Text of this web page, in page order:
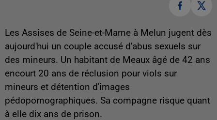
Les Assises de Seine-et-Marne à Melun jugent dès
aujourd'hui un couple accusé d'abus sexuels sur
des mineurs. Un habitant de Meaux âgé de 42 ans
encourt 20 ans de réclusion pour viols sur
mineurs et détention d'images
pédopornographiques. Sa compagne risque quant
à elle dix ans de prison.